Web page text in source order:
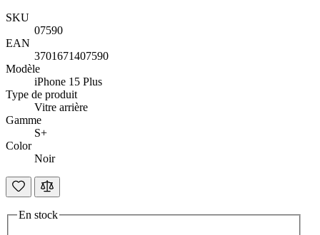
SKU
07590
EAN
3701671407590
Modèle
iPhone 15 Plus
Type de produit
Vitre arrière
Gamme
S+
Color
Noir
En stock